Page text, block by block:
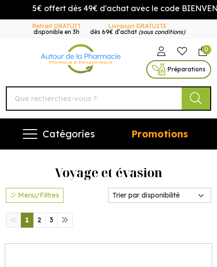
5€ offert dès 49€ d'achat avec le code BIENVENUE5
Retrait GRATUIT
disponible en 3h
Livraison GRATUITE
dès 69€ d’achat (sous conditions)
Autour de la Pharmacie
0
Préparations
Catégories Promotions
Voyage et évasion
Menu/Filtres
1 2 3